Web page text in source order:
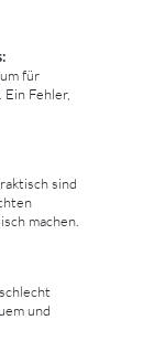
für
Fehler,
sind
machen.
und